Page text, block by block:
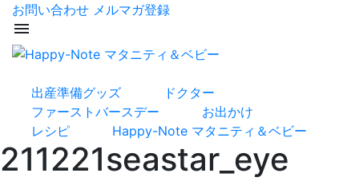
お問い合わせ メルマガ登録
menu
出産準備グッズ
ドクター
ファーストバースデー
お出かけ
レシピ
Happy-Note マタニティ＆ベビー
211221seastar_eye